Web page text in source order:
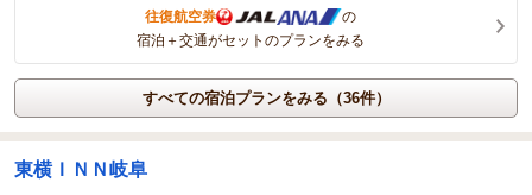
往復航空券
の
宿泊＋交通がセットのプランをみる
すべての宿泊プランをみる（36件）
東横ＩＮＮ岐阜